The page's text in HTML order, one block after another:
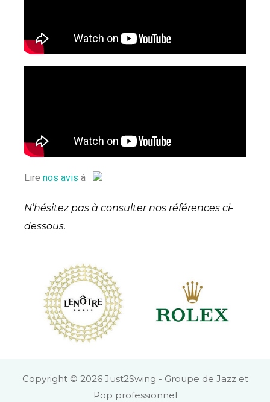
Lire nos avis à
N’hésitez pas à consulter nos références ci-
dessous.
Copyright © 2026 Just2Swing - Groupe de Jazz et
Pop professionnel